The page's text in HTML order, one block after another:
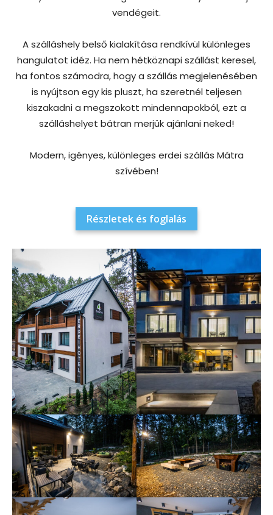
vendégeit.
A szálláshely belső kialakítása rendkívül különleges
hangulatot idéz. Ha nem hétköznapi szállást keresel,
ha fontos számodra, hogy a szállás megjelenésében
is nyújtson egy kis pluszt, ha szeretnél teljesen
kiszakadni a megszokott mindennapokból, ezt a
szálláshelyet bátran merjük ajánlani neked!
Modern, igényes, különleges erdei szállás Mátra
szívében!
Részletek és foglalás